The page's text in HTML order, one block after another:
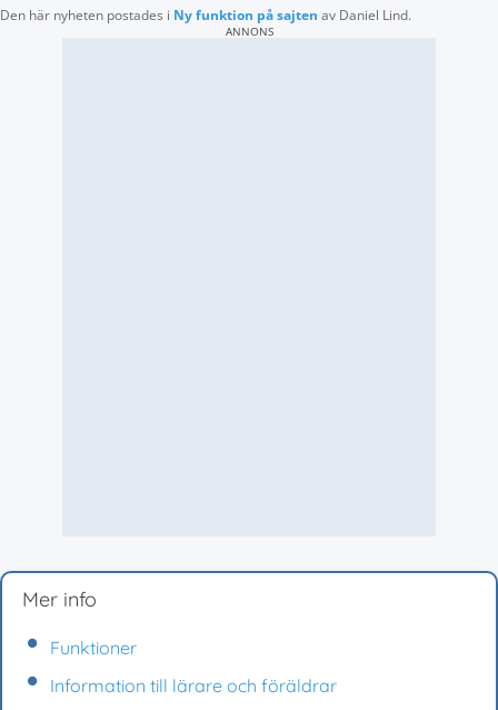
Den här nyheten postades i Ny funktion på sajten av Daniel Lind.
ANNONS
Mer info
Funktioner
Information till lärare och föräldrar